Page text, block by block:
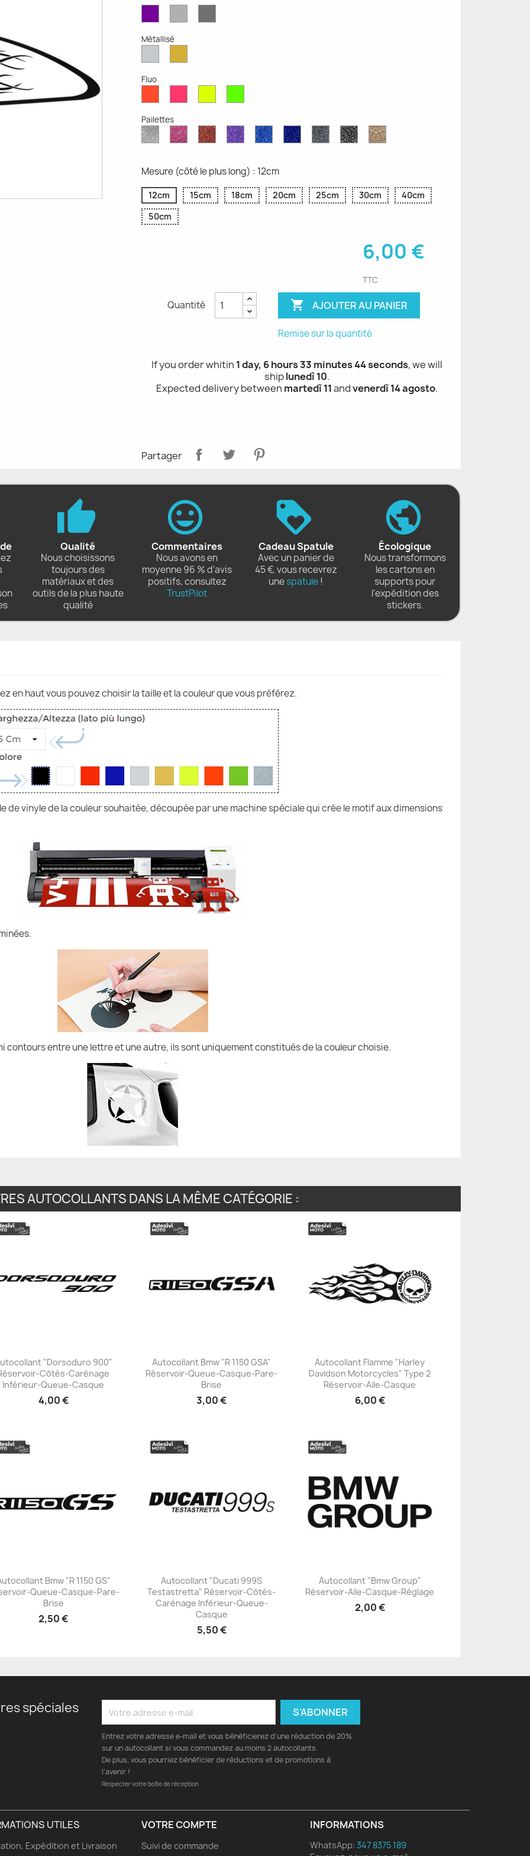
Mat
Clair
Foncé
Métallisé
MétalliséMétallique
Fluo
Fluo
Fluo
Fluo
Fluo
Pailettes
Diamant
Scintillant
Paillettes
Roses
Paillettes
Rouges
Paillettes
Violettes
Saphir
Bleu
Paillettes
Bleu
Gris
Pailleté
Paillettes
Noires
Paillettes
d'Or
Mesure (côté le plus long) : 12cm
12cm 15cm 18cm 20cm 25cm 30cm
40cm
50cm
6,00 €
TTC
Quantité  AJOUTER AU PANIER
Remise sur la quantité
If you order whitin 1 day, 6 hours 33 minutes 43 seconds, we will
shiplunedì 10.
Expected delivery between martedì 11andvenerdì 14 agosto.
Partager
Qualité
Nous choisissons
toujours des
matériaux et des
outils de la plus haute
qualité
Commentaires
Nous avons en
moyenne 96 % d'avis
positifs, consultez
TrustPilot
Cadeau Spatule
Avec un panier de
45 €, vous recevrez
unespatule !
Écologique
Nous transformons
les cartons en
supports pour
l'expédition des
stickers.
en haut vous pouvez choisir la taille et la couleur que vous préférez.
de vinyle de la couleur souhaitée, découpée par une machine spéciale qui crée le motif aux dimensions
contours entre une lettre et une autre, ils sont uniquement constitués de la couleur choisie.
AUTOCOLLANTS DANS LA MÊME CATÉGORIE :
+23
"Dorsoduro 900"
Côtés-Carénage
Inférieur-Queue-Casque
4,00 €
+23
Autocollant Bmw "R 1150 GSA"
Réservoir-Queue-Casque-Pare-
Brise
3,00 €
+23
Autocollant Flamme "Harley
Davidson Motorcycles" Type 2
Réservoir-Aile-Casque
6,00 €
+23
Bmw "R 1150 GS"
Queue-Casque-Pare-
Brise
2,50 €
+23
Autocollant "Ducati 999S
Testastretta" Réservoir-Côtés-
Carénage Inférieur-Queue-
Casque
5,50 €
+23
Autocollant "Bmw Group"
Réservoir-Aile-Casque-Réglage
2,00 €
spéciales
Entrez votre adresse e-mail et vous bénéficierez d'une réduction de 20%
sur un autocollant si vous commandez au moins 2 autocollants.
De plus, vous pourriez bénéficier de réductions et de promotions à
l’avenir !
Respecter votre boîte de réception
UTILES
Expédition et Livraison
VOTRE COMPTE
Suivi de commande
INFORMATIONS
WhatsApp: 347 8375 189